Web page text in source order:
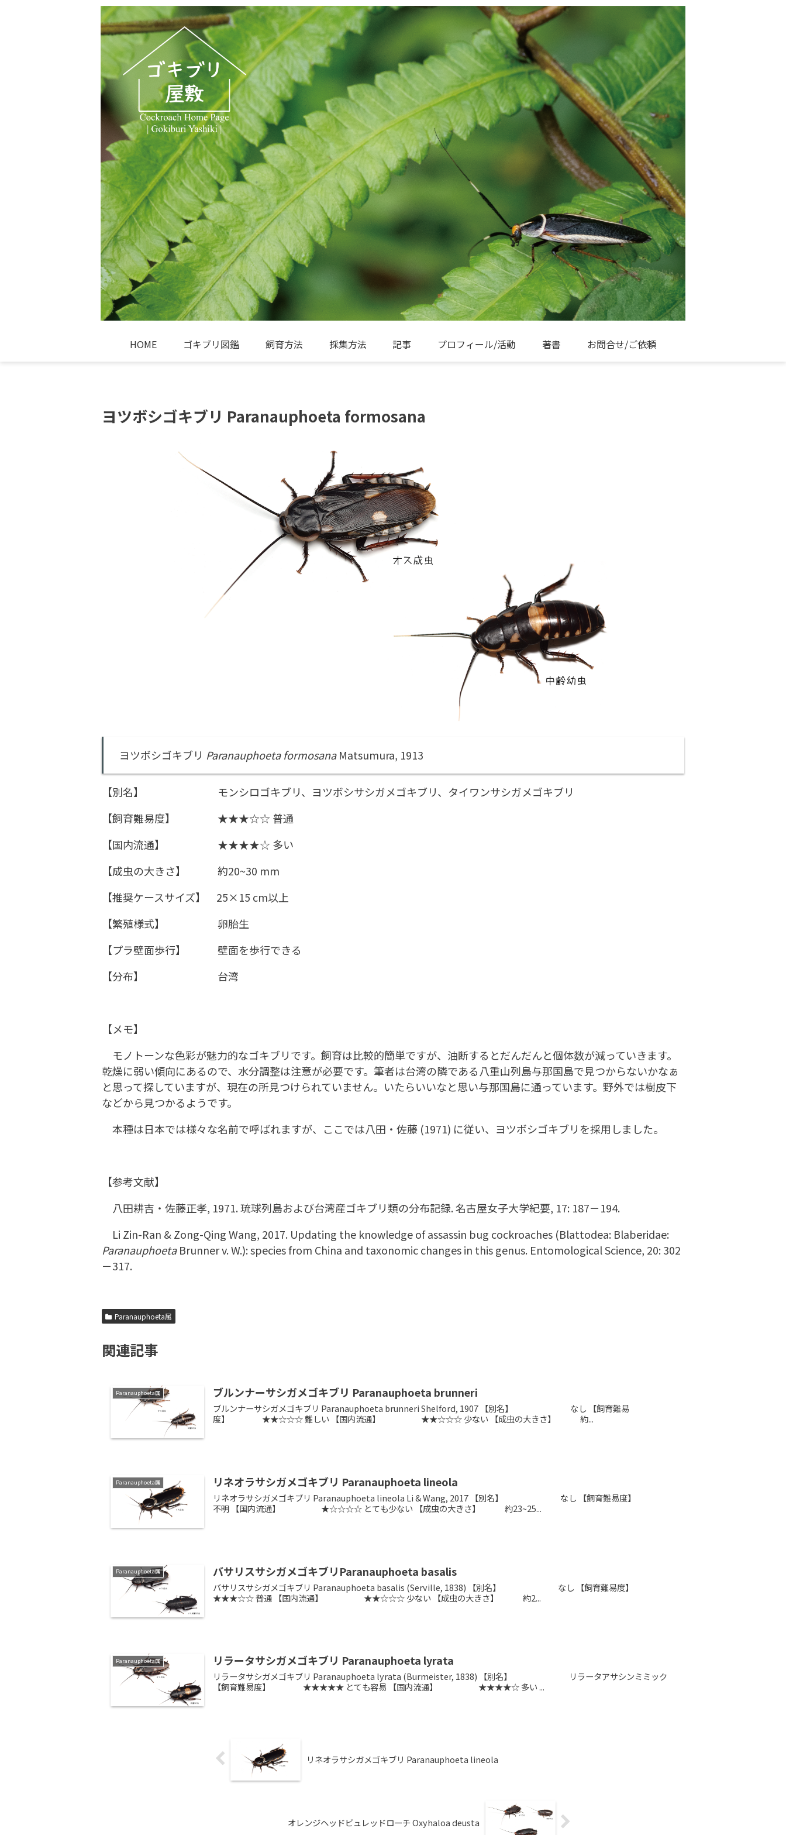
HOME ゴキブリ図鑑 飼育方法 採集方法 記事 プロフィール/活動 著書 お問合せ/ご依頼
ヨツボシゴキブリ Paranauphoeta formosana
ヨツボシゴキブリ Paranauphoeta formosanaMatsumura, 1913
【別名】 モンシロゴキブリ、ヨツボシサシガメゴキブリ、タイワンサシガメゴキブリ
【飼育難易度】 ★★★☆☆ 普通
【国内流通】 ★★★★☆ 多い
【成虫の大きさ】 約20~30 mm
​【推奨ケースサイズ】 25×15 cm以上
【繁殖様式】 卵胎生
【プラ壁面歩行】 壁面を歩行できる
【分布】 台湾
【メモ】
モノトーンな色彩が魅力的なゴキブリです。飼育は比較的簡単ですが、油断するとだんだんと個体数が​減っていきます。
乾燥に弱い傾向にあるので、水分調整は注意が必要です。筆者は台湾の隣である八重山列島与那国島で見つからないかなぁ
と思って探していますが、現在の所見つけられていません。いたらいいなと思い与那国島に通っています。野外では樹皮下
などから見つかるようです。
本種は日本では様々な名前で呼ばれますが、ここでは八田・佐藤 (1971) に従い、ヨツボシゴキブリを採用しました。
【参考文献】
八田耕吉・佐藤正孝, 1971. 琉球列島および台湾産ゴキブリ類の分布記録. 名古屋女子大学紀要, 17: 187－194.
Li Zin-Ran & Zong-Qing Wang, 2017. Updating the knowledge of assassin bug cockroaches (Blattodea: Blaberidae:
ParanauphoetaBrunner v. W.): species from China and taxonomic changes in this genus. Entomological Science, 20: 302
－317.
Paranauphoeta属
関連記事
Paranauphoeta属 ブルンナーサシガメゴキブリ Paranauphoeta brunneri
ブルンナーサシガメゴキブリ Paranauphoeta brunneri Shelford, 1907 【別名】 なし 【飼育難易
度】 ★★☆☆☆ 難しい 【国内流通】 ★★☆☆☆ 少ない 【成虫の大きさ】 約...
Paranauphoeta属 リネオラサシガメゴキブリ Paranauphoeta lineola
リネオラサシガメゴキブリ Paranauphoeta lineola Li & Wang, 2017 【別名】 なし 【飼育難易度】
不明 【国内流通】 ★☆☆☆☆ とても少ない 【成虫の大きさ】 約23~25...
Paranauphoeta属 バサリスサシガメゴキブリParanauphoeta basalis
バサリスサシガメゴキブリ Paranauphoeta basalis (Serville, 1838) 【別名】 なし 【飼育難易度】
★★★☆☆ 普通 【国内流通】 ★★☆☆☆ 少ない 【成虫の大きさ】 約2...
Paranauphoeta属 リラータサシガメゴキブリ Paranauphoeta lyrata
リラータサシガメゴキブリ Paranauphoeta lyrata (Burmeister, 1838) 【別名】 リラータアサシンミミック
【飼育難易度】 ★★★★★ とても容易 【国内流通】 ★★★★☆ 多い ...
リネオラサシガメゴキブリ Paranauphoeta lineola
オレンジヘッドビュレッドローチ Oxyhaloa deusta